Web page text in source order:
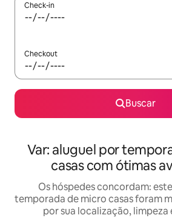
Check-in
Checkout
Buscar
Var: aluguel por
casas com ótimas
Os hóspedes concordam:
temporada de micro casas foram
por sua localização, limpeza